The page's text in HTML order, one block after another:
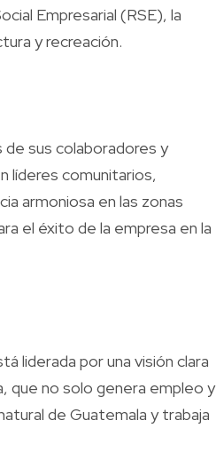
Empresarial (RSE), la
y recreación.
de sus colaboradores y
líderes comunitarios,
armoniosa en las zonas
el éxito de la empresa en la
liderada por una visión clara
que no solo genera empleo y
de Guatemala y trabaja